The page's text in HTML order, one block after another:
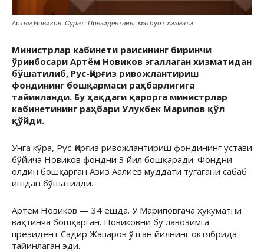
Артём Новиков. Сурат: Президентнинг матбуот хизмати
Министрлар кабинети раисининг биринчи
ўринбосари Артём Новиков эгаллаган хизматидан
бўшатилиб, Рус-Қирғиз ривожлантириш
фондининг бошқармаси раҳбарлигига
тайинланди. Бу ҳақдаги қарорга министрлар
кабинетининг раҳбари Улукбек Марипов қўл
қўйди.
Унга кўра, Рус-Қирғиз ривожлантириш фондининг устави
бўйича Новиков фондни 3 йил бошқаради. Фондни
олдин бошқарган Азиз Аалиев муддати тугагани сабаб
ишдан бўшатилди.
Артём Новиков — 34 ёшда. У Мариповгача ҳукуматни
вақтинча бошқарган. Новиковни бу лавозимга
президент Садир Жапаров ўтган йилнинг октябрида
тайинлаган эди.